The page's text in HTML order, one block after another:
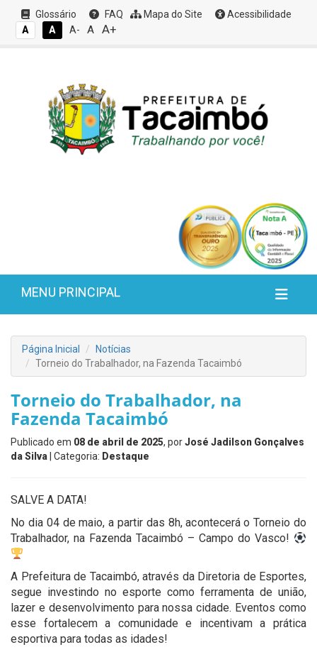
Glossário FAQ Mapa do Site
Acessibilidade
A
A A- A A+
MENU PRINCIPAL
Página Inicial
Notícias
Torneio do Trabalhador, na Fazenda Tacaimbó
Torneio do Trabalhador, na
Fazenda Tacaimbó
Publicado em 08 de abril de 2025, porJosé Jadilson Gonçalves
da Silva | Categoria: Destaque
SALVE A DATA!
No dia 04 de maio, a partir das 8h, acontecerá o Torneio do
Trabalhador, na Fazenda Tacaimbó – Campo do Vasco!
A Prefeitura de Tacaimbó, através da Diretoria de Esportes,
segue investindo no esporte como ferramenta de união,
lazer e desenvolvimento para nossa cidade. Eventos como
esse fortalecem a comunidade e incentivam a prática
esportiva para todas as idades!